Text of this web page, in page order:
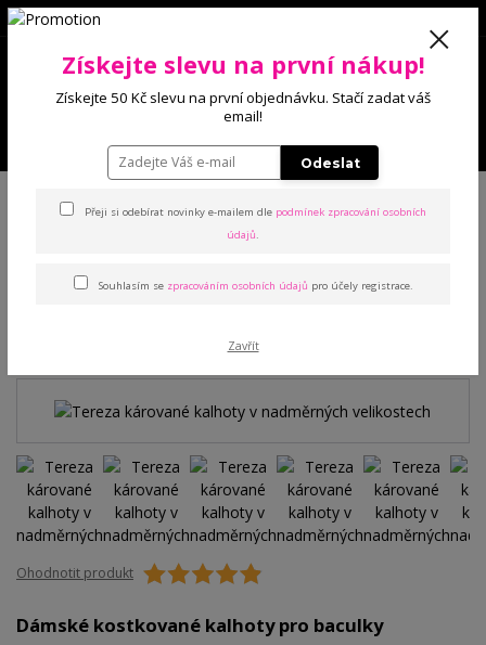
0 Kč
nadměrných velikostech
Tereza kárované kalhoty v
Ohodnotit produkt
Dámské kostkované kalhoty pro baculky
Získejte slevu na první nákup!
Získejte 50 Kč slevu na první objednávku. Stačí zadat váš
email!
Odeslat
Přeji si odebírat novinky e-mailem dle podmínek zpracování osobních
údajů.
Souhlasím se zpracováním osobních údajů pro účely registrace.
Zavřít